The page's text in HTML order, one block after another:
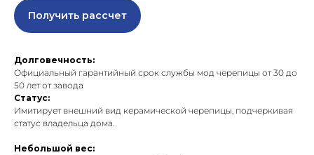
Получить рассчет
Долговечность:
Официальный гарантийный срок службы мод черепицы от 30 до
50 лет от завода
Статус:
Имитирует внешний вид керамической черепицы, подчеркивая
статус владельца дома.
Небольшой вес: